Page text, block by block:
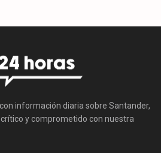
información diaria sobre Santander,
y comprometido con nuestra